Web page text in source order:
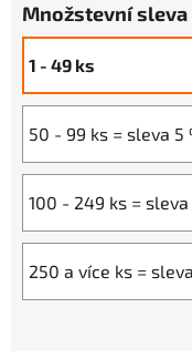
Množstevní sleva
1 - 49 ks
50 - 99 ks = sleva 5
100 - 249 ks = sleva
250 a více ks =